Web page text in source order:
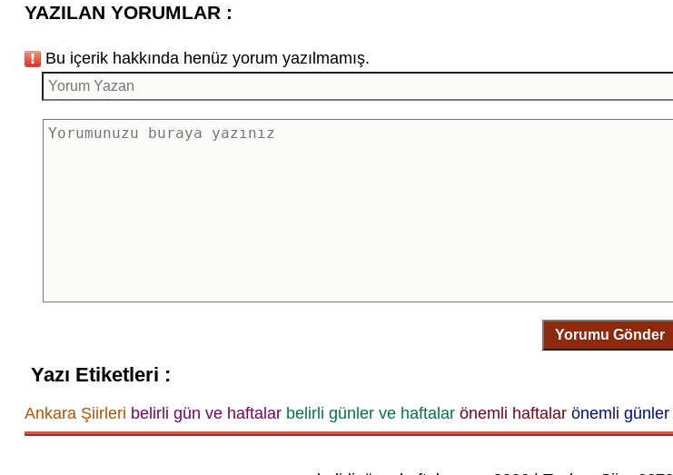
YAZILAN YORUMLAR :
Bu içerik hakkında henüz yorum yazılmamış.
Yorumu Gönder
Yazı Etiketleri :
Ankara Şiirleri belirli gün ve haftalar belirli günler ve haftalar önemli haftalar önemli günler